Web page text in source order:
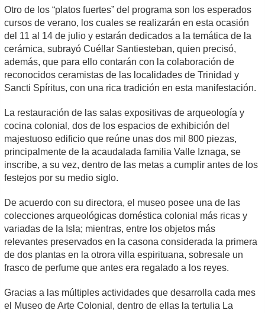
Otro de los “platos fuertes” del programa son los esperados
cursos de verano, los cuales se realizarán en esta ocasión
del 11 al 14 de julio y estarán dedicados a la temática de la
cerámica, subrayó Cuéllar Santiesteban, quien precisó,
además, que para ello contarán con la colaboración de
reconocidos ceramistas de las localidades de Trinidad y
Sancti Spíritus, con una rica tradición en esta manifestación.
La restauración de las salas expositivas de arqueología y
cocina colonial, dos de los espacios de exhibición del
majestuoso edificio que reúne unas dos mil 800 piezas,
principalmente de la acaudalada familia Valle Iznaga, se
inscribe, a su vez, dentro de las metas a cumplir antes de los
festejos por su medio siglo.
De acuerdo con su directora, el museo posee una de las
colecciones arqueológicas doméstica colonial más ricas y
variadas de la Isla; mientras, entre los objetos más
relevantes preservados en la casona considerada la primera
de dos plantas en la otrora villa espirituana, sobresale un
frasco de perfume que antes era regalado a los reyes.
Gracias a las múltiples actividades que desarrolla cada mes
el Museo de Arte Colonial, dentro de ellas la tertulia La